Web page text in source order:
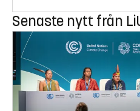
Senaste nytt från